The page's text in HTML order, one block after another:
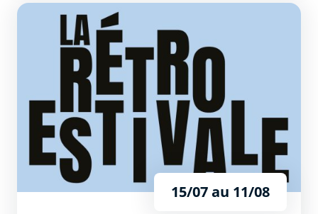
La Retro Estivale
15/07 au 11/08